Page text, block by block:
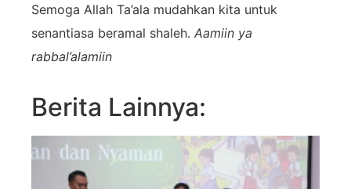
Semoga Allah Ta’ala mudahkan kita untuk
senantiasa beramal shaleh. Aamiin ya
rabbal’alamiin
Berita Lainnya: